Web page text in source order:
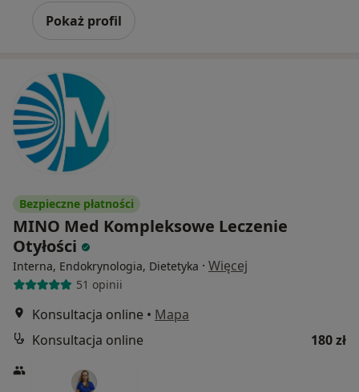
Pokaż profil
Bezpieczne płatności
MINO Med Kompleksowe Leczenie
Otyłości
Interna, Endokrynologia, Dietetyka · Więcej
51 opinii
Konsultacja online • Mapa
Konsultacja online
180 zł